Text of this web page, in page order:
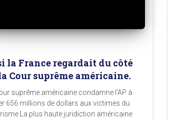
la France regardait du côté
Cour suprême américaine.
suprême américaine condamne l’AP à
656 millions de dollars aux victimes du
La plus haute juridiction américaine